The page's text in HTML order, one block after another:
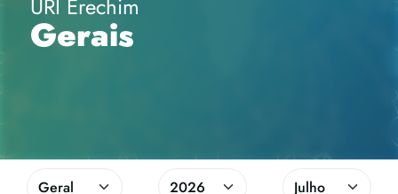
URI Erechim
Gerais